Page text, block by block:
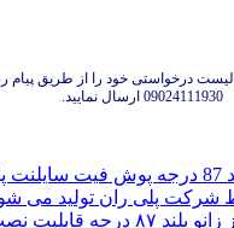
لیست درخواستی خود را از طریق پیام
09024111930 ارسال نمایید.